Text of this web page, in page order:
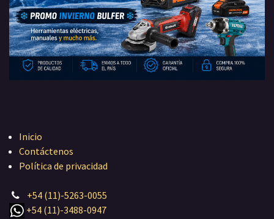
Inicio
Contáctenos
Política de privacidad
+54 (11)-5263-0055
+54 (11)-3488-0947